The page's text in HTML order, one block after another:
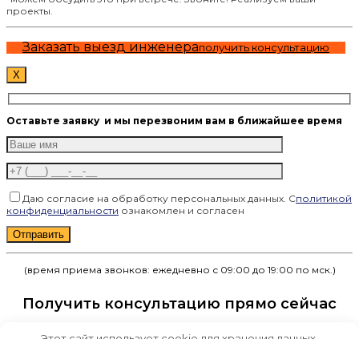
проекты.
Заказать выезд инженераполучить консультацию
X
Оставьте заявку и мы перезвоним вам в ближайшее время
Даю согласие на обработку персональных данных. Сполитикой
конфиденциальности ознакомлен и согласен
Оставьте это поле пустым.
(время приема звонков: ежедневно с 09:00 до 19:00 по мск.)
Получить консультацию прямо сейчас